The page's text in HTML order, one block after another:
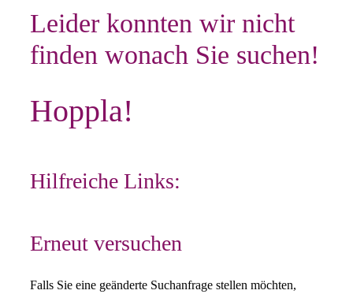
Leider konnten wir nicht
finden wonach Sie suchen!
Hoppla!
Hilfreiche Links:
Erneut versuchen
Falls Sie eine geänderte Suchanfrage stellen möchten,